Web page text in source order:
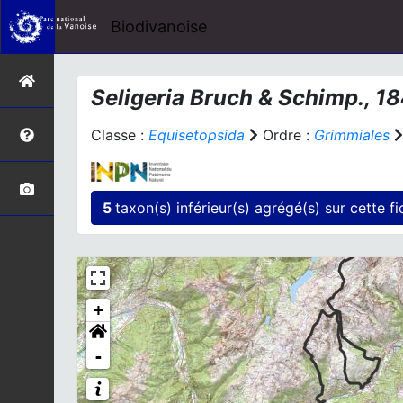
Biodivanoise
Seligeria Bruch & Schimp.,
Classe : Equisetopsida Ordre : Grimmiales
5 taxon(s)
+
-